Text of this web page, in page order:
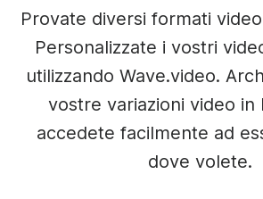
Provate diversi formati
Personalizzate i vostri
utilizzando Wave.video.
vostre variazioni video in
accedete facilmente ad
dove volete.